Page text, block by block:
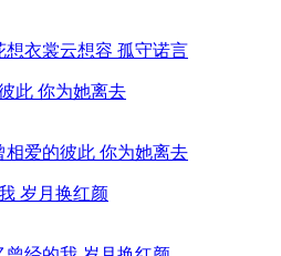
此 你为她离去
岁月换红颜